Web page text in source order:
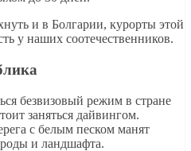
и в Болгарии, курорты этой
у наших соотечественников.
безвизовый режим в стране
заняться дайвингом.
с белым песком манят
и ландшафта.